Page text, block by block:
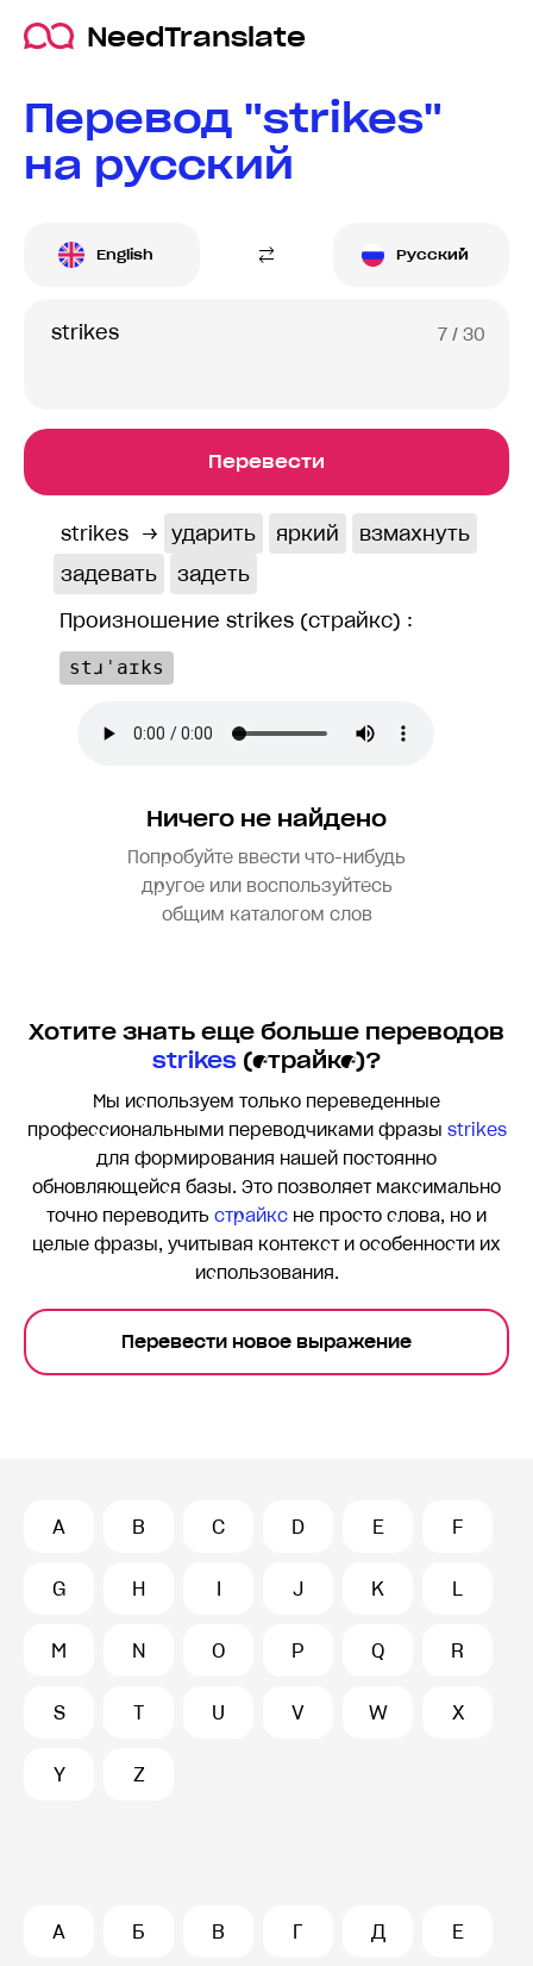
NeedTranslate
Перевод "strikes"
на русский
English Русский
7 / 30
Перевести
strikes → ударить яркий
взмахнуть
задевать
задеть
Произношение strikes (страйкс) :
stɹˈaɪks
Ничего не найдено
Попробуйте ввести что-нибудь
другое или воспользуйтесь
общим каталогом слов
Хотите знать еще больше переводов
strikes(страйкс)?
Мы используем только переведенные
профессиональными переводчиками фразы strikes
для формирования нашей постоянно
обновляющейся базы. Это позволяет максимально
точно переводить страйкс не просто слова, но и
целые фразы, учитывая контекст и особенности их
использования.
Перевести новое выражение
A B C D E F
G H I J K L
M N O P Q R
S T U V W X
Y Z
А Б В Г Д Е